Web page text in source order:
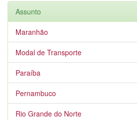
Assunto
Maranhão
Modal de Transporte
Paraíba
Pernambuco
Rio Grande do Norte